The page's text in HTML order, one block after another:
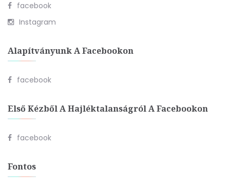
facebook
Instagram
Alapítványunk A Facebookon
facebook
Első Kézből A Hajléktalanságról A Facebookon
facebook
Fontos